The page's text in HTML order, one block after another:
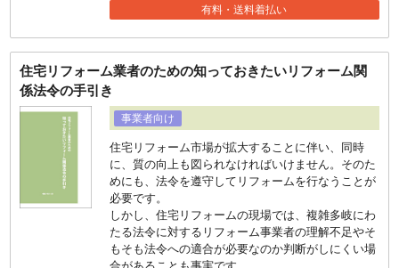
有料・送料着払い
住宅リフォーム業者のための知っておきたいリフォーム関
係法令の手引き
事業者向け
住宅リフォーム市場が拡大することに伴い、同時
に、質の向上も図られなければいけません。そのた
めにも、法令を遵守してリフォームを行なうことが
必要です。
しかし、住宅リフォームの現場では、複雑多岐にわ
たる法令に対するリフォーム事業者の理解不足やそ
もそも法令への適合が必要なのか判断がしにくい場